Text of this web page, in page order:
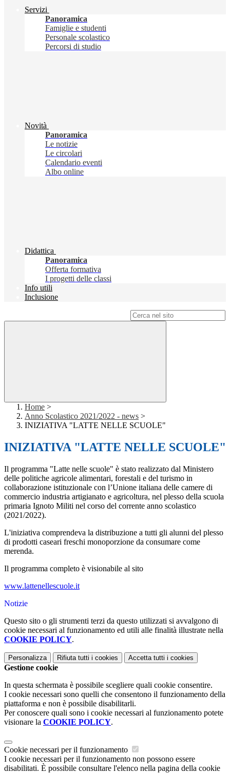
Servizi
Panoramica
Famiglie e studenti
Personale scolastico
Percorsi di studio
Novità
Panoramica
Le notizie
Le circolari
Calendario eventi
Albo online
Didattica
Panoramica
Offerta formativa
I progetti delle classi
Info utili
Inclusione
Home >
Anno Scolastico 2021/2022 - news >
INIZIATIVA "LATTE NELLE SCUOLE"
INIZIATIVA "LATTE NELLE SCUOLE"
Il programma "Latte nelle scuole" è stato realizzato dal Ministero
delle politiche agricole alimentari, forestali e del turismo in
collaborazione istituzionale con l’Unione italiana delle camere di
commercio industria artigianato e agricoltura, nel plesso della scuola
primaria Ignoto Militi nel corso del corrente anno scolastico
(2021/2022).
L'iniziativa comprendeva la distribuzione a tutti gli alunni del plesso
di prodotti caseari freschi monoporzione da consumare come
merenda.
Il programma completo è visionabile al sito
www.lattenellescuole.it
Notizie
Questo sito o gli strumenti terzi da questo utilizzati si avvalgono di
cookie necessari al funzionamento ed utili alle finalità illustrate nella
COOKIE POLICY.
Personalizza Rifiuta tutti i cookies Accetta tutti i cookies
Gestione cookie
In questa schermata è possibile scegliere quali cookie consentire.
I cookie necessari sono quelli che consentono il funzionamento della
piattaforma e non è possibile disabilitarli.
Per conoscere quali sono i cookie necessari al funzionamento potete
visionare la COOKIE POLICY.
Cookie necessari per il funzionamento
I cookie necessari per il funzionamento non possono essere
disabilitati. È possibile consultare l'elenco nella pagina della cookie